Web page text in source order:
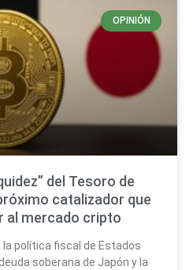
OPINIÓN
del Tesoro de
catalizador que
al mercado cripto
política fiscal de Estados
soberana de Japón y la